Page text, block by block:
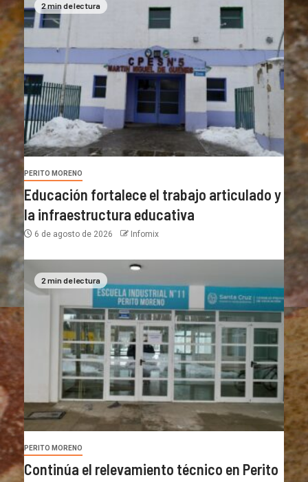
2 min de lectura
PERITO MORENO
Educación fortalece el trabajo articulado y
la infraestructura educativa
6 de agosto de 2026 Infomix
2 min de lectura
PERITO MORENO
Continúa el relevamiento técnico en Perito